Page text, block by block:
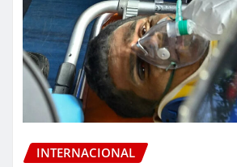
INTERNACIONAL